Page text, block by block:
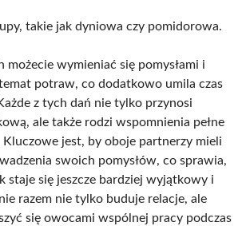
takie jak dyniowa czy pomidorowa.
wymieniać się pomysłami i
potraw, co dodatkowo umila czas
z tych dań nie tylko przynosi
ale także rodzi wspomnienia pełne
Kluczowe jest, by oboje partnerzy mieli
swoich pomysłów, co sprawia,
staje się jeszcze bardziej wyjątkowy i
razem nie tylko buduje relacje, ale
się owocami wspólnej pracy podczas